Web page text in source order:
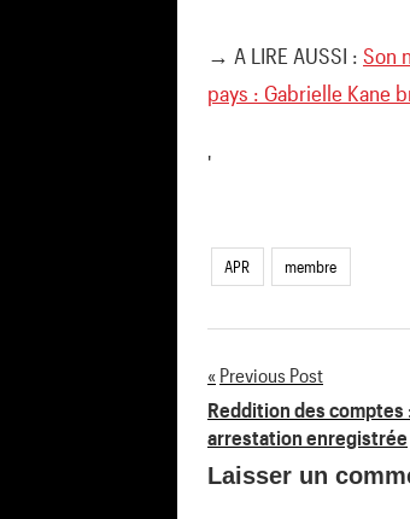
→ A LIRE AUSSI : Son
pays : Gabrielle Kane
'
APR membre
Navigation
de
Previous Post
Reddition des comptes
arrestation enregistrée
Laisser un